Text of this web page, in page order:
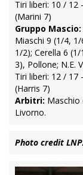
Tiri liberi: 10 / 12
(Marini 7)
Gruppo Mascio:
Miaschi 9 (1/4,
1/2); Cerella 6
3), Pollone; N.E.
Tiri liberi: 12 / 17
(Harris 7)
Arbitri: Maschio
Livorno.
Photo credit